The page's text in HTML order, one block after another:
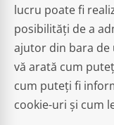
lucru poate fi
posibilități de a
ajutor din bara de
vă arată cum
cum puteți fi
cookie-uri și cum